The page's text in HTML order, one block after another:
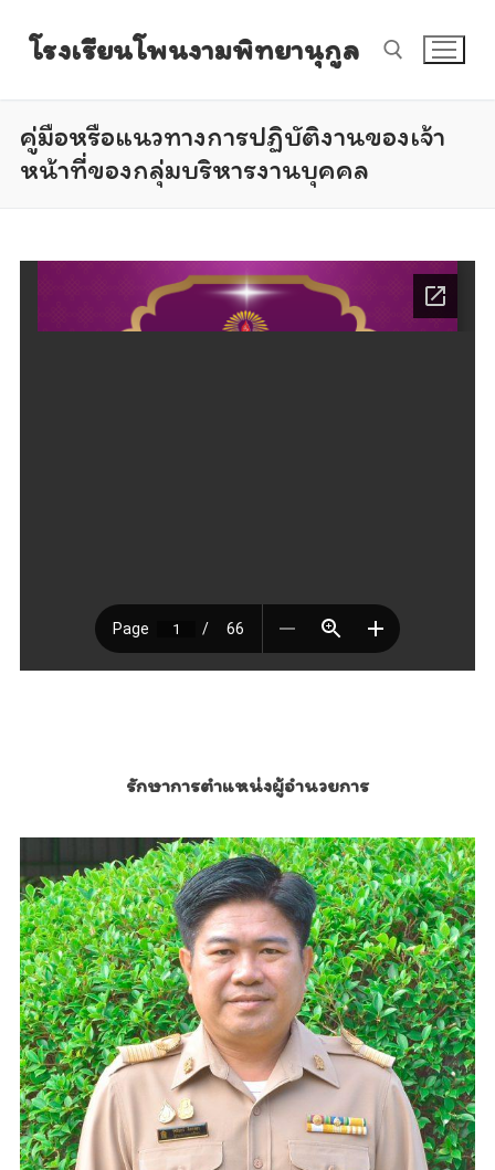
โรงเรียนโพนงามพิทยานุกูล
Search for:
คู่มือหรือแนวทางการปฏิบัติงานของเจ้า
หน้าที่ของกลุ่มบริหารงานบุคคล
รักษาการตำแหน่งผู้อำนวยการ